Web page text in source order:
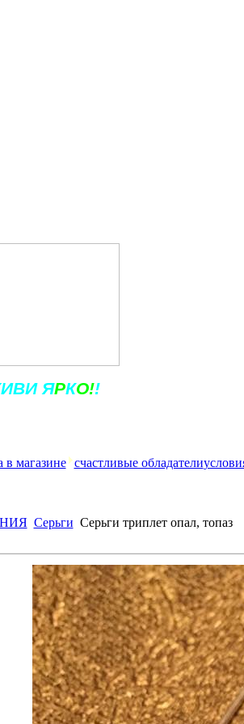
ИВИ ЯРКО!!
в магазине счастливые обладатели
Серьги Серьги триплет опал, топаз